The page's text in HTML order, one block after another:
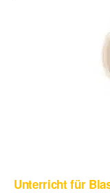
Unterricht für